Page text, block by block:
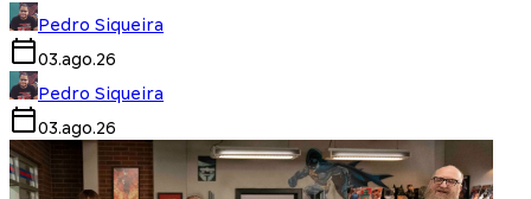
Pedro Siqueira
03.ago.26
Pedro Siqueira
03.ago.26